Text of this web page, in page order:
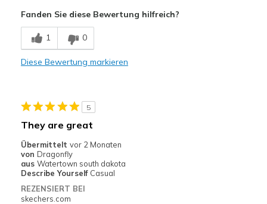
Nachteile
Wear Out Quickly
Feels true to width
Sizing
View On Shoes
Shoes are for Wearing
Fanden Sie diese Bewertung hilfreich?
1 0
Diese Bewertung markieren
5
They are great
Übermittelt vor 2 Monaten
von Dragonfly
aus Watertown south dakota
Describe Yourself Casual
REZENSIERT BEI
skechers.com